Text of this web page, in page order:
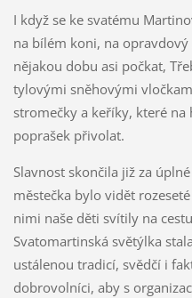
I když se ke svatému
na bílém koni, na
nějakou dobu asi počkat,
tylovými sněhovými
stromečky a keříky, které
poprašek přivolat.
Slavnost skončila již za
městečka bylo vidět
nimi naše děti svítily na
Svatomartinská světýlka
ustálenou tradicí, svědčí i
dobrovolníci, aby s